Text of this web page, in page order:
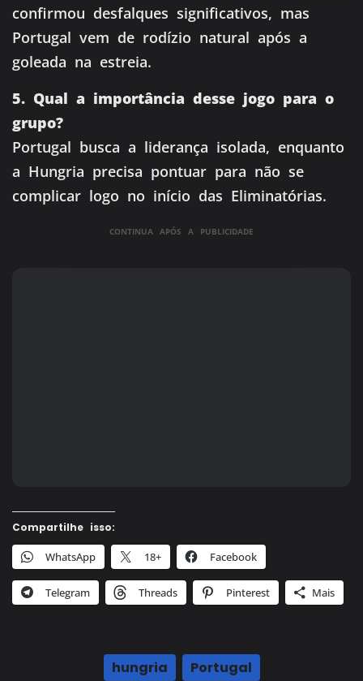
confirmou desfalques significativos, mas
Portugal vem de rodízio natural após a
goleada na estreia.
5. Qual a importância desse jogo para o
grupo?
Portugal busca a liderança isolada, enquanto
a Hungria precisa pontuar para não se
complicar logo no início das Eliminatórias.
CONTINUA APÓS A PUBLICIDADE
Compartilhe isso:
WhatsApp 18+ Facebook
Telegram Threads Pinterest Mais
hungria Portugal